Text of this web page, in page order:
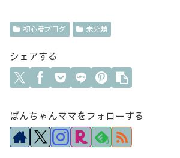
初心者ブログ 未分類
シェアする
ぼんちゃんママをフォローする
0